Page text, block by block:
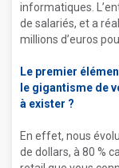
informatiques.
de salariés, et a
millions d’euros
Le premier
le gigantisme de
à exister ?
En effet, nous
de dollars, à 80 %